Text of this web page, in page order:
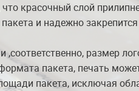
что красочный слой
и надежно
,соответственно, размер
пакета, печать
пакета, исключая